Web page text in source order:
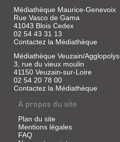
LA
RUSTIQUE
COMÉDIE
Livre
|
Montoux,
André
|
L.
D.
Médiathèque Maurice-Genevoix
Rue Vasco de Gama
41043 Blois Cedex
02 54 43 31 13
Contactez la Médiathèque
Médiathèque Veuzain/Agglopolys
3, rue du vieux moulin
41150 Veuzain-sur-Loire
02 54 20 78 00
Contactez la Médiathèque
A propos du site
Plan du site
Mentions légales
FAQ